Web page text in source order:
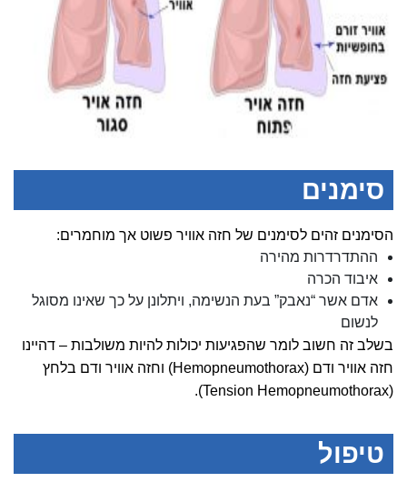
סימנים
הסימנים זהים לסימנים של חזה אוויר פשוט אך מוחמרים:
ההתדרדרות מהירה
איבוד הכרה
אדם אשר “נאבק” בעת הנשימה, ויתלונן על כך שאינו מסוגל
לנשום
בשלב זה חשוב לומר שהפגיעות יכולות להיות משולבות – דהיינו
חזה אוויר ודם (Hemopneumothorax) וחזה אוויר ודם בלחץ
(Tension Hemopneumothorax).
טיפול